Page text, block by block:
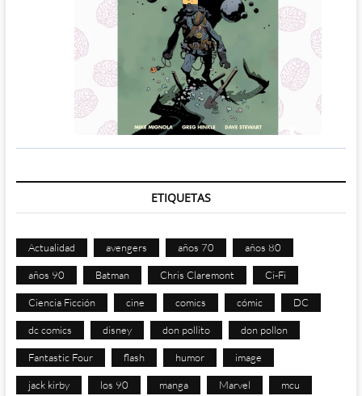
ETIQUETAS
Actualidad avengers años 70 años 80
años 90 Batman Chris Claremont Ci-Fi
Ciencia Ficción cine comics cómic DC
dc comics disney don pollito don pollon
Fantastic Four flash humor image
jack kirby los 90 manga Marvel mcu